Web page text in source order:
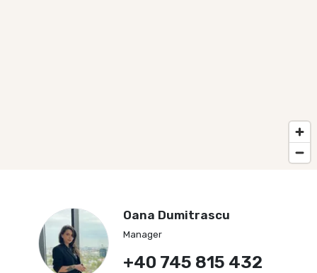
Oana Dumitrascu
Manager
+40 745 815 432